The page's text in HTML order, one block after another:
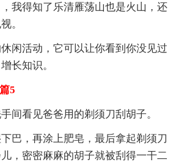
我得知了乐清雁荡山也是火山，还
。
闲活动，它可以让你看到你没见过
长知识。
5
间看见爸爸用的剃须刀刮胡子。
巴，再涂上肥皂，最后拿起剃须刀
，密密麻麻的胡子就被刮得一干二